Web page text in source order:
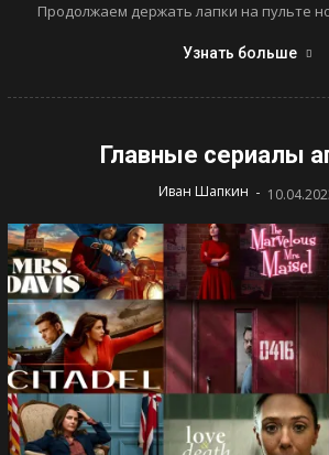
Продолжаем держать лапки на пульте
Узнать больше
Главные сериалы
Иван Шапкин -